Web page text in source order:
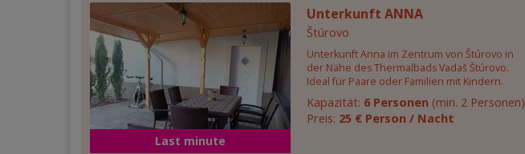
Last minute
Unterkunft ANNA
Štúrovo
Unterkunft Anna im Zentrum von Štúrovo in
der Nähe des Thermalbads Vadaš Štúrovo.
Ideal für Paare oder Familien mit Kindern.
Kapazität: 6 Personen (min. 2 Personen)
Preis: 25 € Person / Nacht